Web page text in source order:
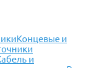
Концевые и
и